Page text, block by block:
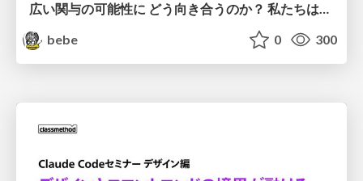
広い関与の可能性に どう向き合うのか？ 私たちは。｜Timee MarketingDesign 2026-06-18
bebe
0 300